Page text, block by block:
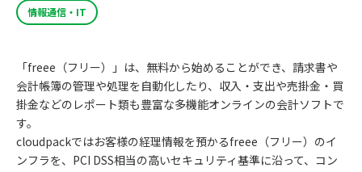
情報通信・IT
「freee（フリー）」は、無料から始めることができ、請求書や
会計帳簿の管理や処理を自動化したり、収入・支出や売掛金・買
掛金などのレポート類も豊富な多機能オンラインの会計ソフトで
す。
cloudpackではお客様の経理情報を預かるfreee（フリー）のイ
ンフラを、PCI DSS相当の高いセキュリティ基準に沿って、コン